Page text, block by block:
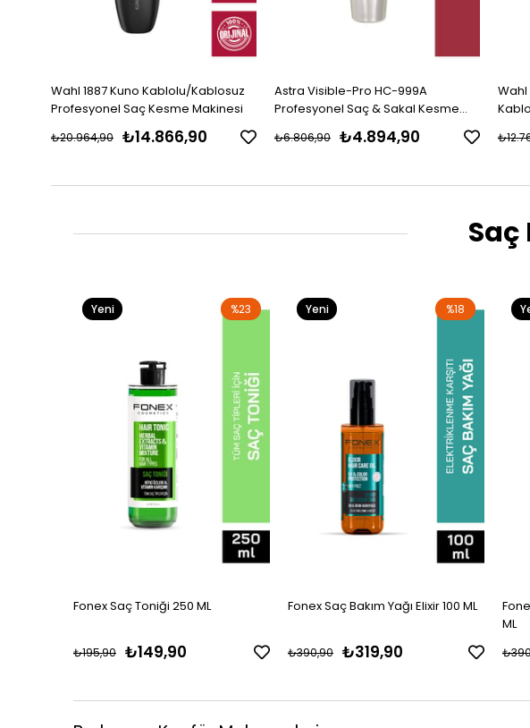
Wahl 1887 Kuno Kablolu/Kablosuz
Profesyonel Saç Kesme Makinesi
₺14.866,90
₺20.964,90
Astra Visible-Pro HC-999A
Profesyonel Saç & Sakal Kesme
₺4.894,90
₺6.806,90
Wahl
Saç
Fonex Saç Toniği 250 ML
₺149,90
₺195,90
%23
Yeni
Fonex Saç Bakım Yağı Elixir 100 ML
₺319,90
₺390,90
%18
Yeni
ML